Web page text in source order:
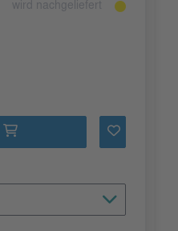
wird nachgeliefert